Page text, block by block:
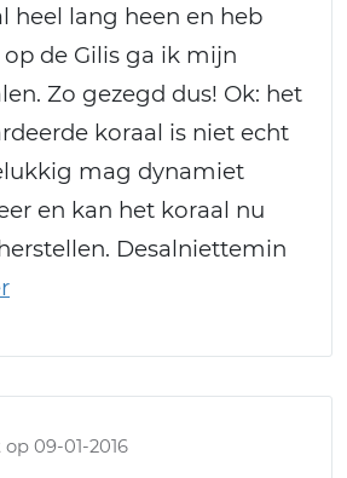
heel lang heen en heb
de Gilis ga ik mijn
Zo gezegd dus! Ok: het
koraal is niet echt
mag dynamiet
en kan het koraal nu
Desalniettemin
09-01-2016